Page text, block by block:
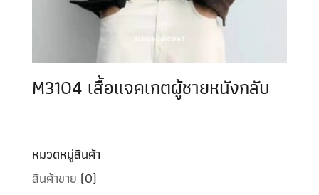
M3104 เสื้อแจคเกตผู้ชายหนังกลับ
หมวดหมู่สินค้า
สินค้าขาย (0)